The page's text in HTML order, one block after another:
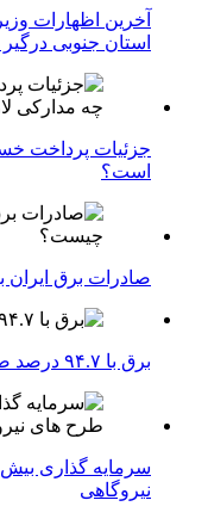
استان جنوبی
جزئیات پرداخت
است؟
صادرات برق
برق با ۹۴.۷ درصد صدرنشین تورم تابستانی!
سرمایه گذاری بیش
نیروگاهی